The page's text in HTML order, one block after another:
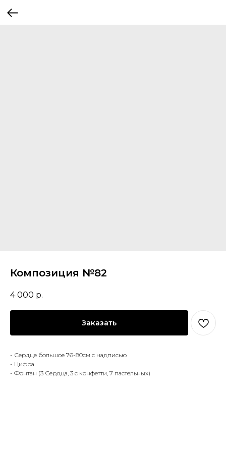
Композиция №82
4 000 р.
Заказать
- Сердце большое 76-80см с надписью
- Цифра
- Фонтан (3 Сердца, 3 с конфетти, 7 пастельных)